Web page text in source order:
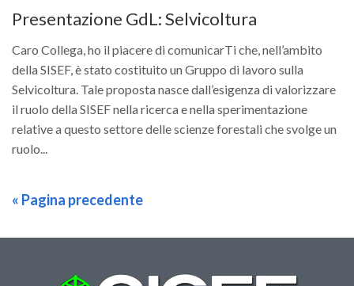
Presentazione GdL: Selvicoltura
Caro Collega, ho il piacere di comunicarTi che, nell’ambito
della SISEF, è stato costituito un Gruppo di lavoro sulla
Selvicoltura. Tale proposta nasce dall’esigenza di valorizzare
il ruolo della SISEF nella ricerca e nella sperimentazione
relative a questo settore delle scienze forestali che svolge un
ruolo...
« Pagina precedente